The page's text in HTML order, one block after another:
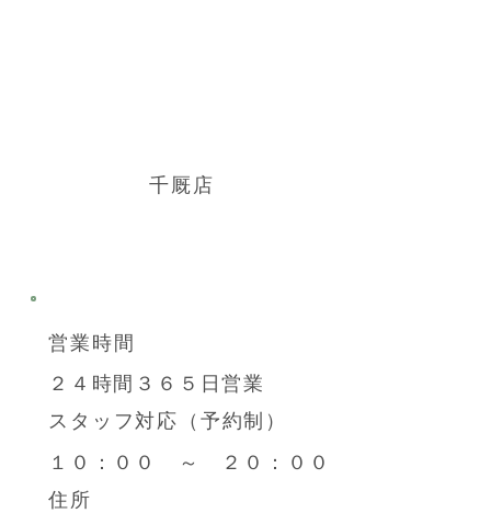
千厩店
​営業時間
２４時間３６５日営業
スタッフ対応（予約制）
１０：００ ～ ２０：００
住所